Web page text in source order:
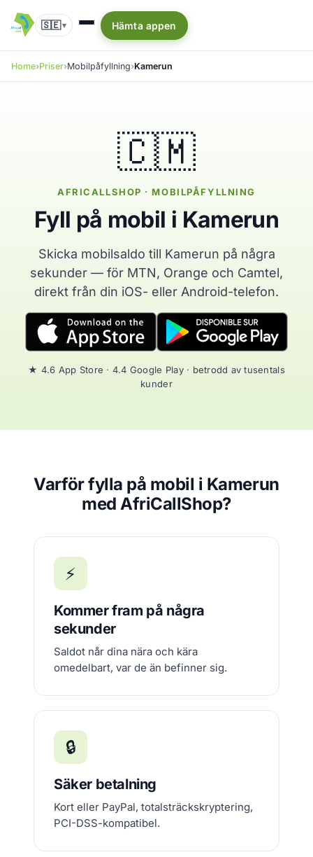
🇸🇪▾ Hämta appen
Home Priser Mobilpåfyllning Kamerun
🇨🇲
AFRICALLSHOP · MOBILPÅFYLLNING
Fyll på mobil i Kamerun
Skicka mobilsaldo till Kamerun på några
sekunder — för MTN, Orange och Camtel,
direkt från din iOS- eller Android-telefon.
★ 4.6 App Store · 4.4 Google Play · betrodd av tusentals
kunder
Varför fylla på mobil i Kamerun
med AfriCallShop?
⚡
Kommer fram på några
sekunder
Saldot når dina nära och kära
omedelbart, var de än befinner sig.
🔒
Säker betalning
Kort eller PayPal, totalsträckskryptering,
PCI-DSS-kompatibel.